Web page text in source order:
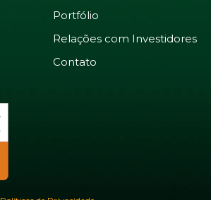
Portfólio
Relações com Investidores
Contato